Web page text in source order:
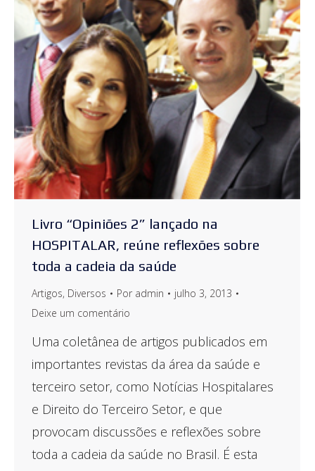
Livro “Opiniões 2” lançado na
HOSPITALAR, reúne reflexões sobre
toda a cadeia da saúde
Artigos, Diversos Por admin
julho 3, 2013
Deixe um comentário
Uma coletânea de artigos publicados em
importantes revistas da área da saúde e
terceiro setor, como Notícias Hospitalares
e Direito do Terceiro Setor, e que
provocam discussões e reflexões sobre
toda a cadeia da saúde no Brasil. É esta